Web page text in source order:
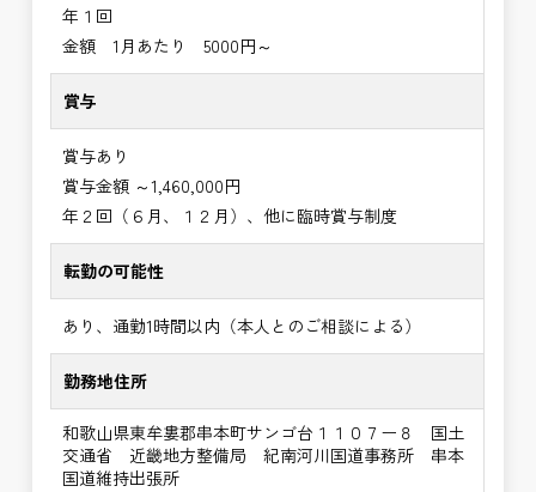
年１回
金額 1月あたり 5000円～
賞与
賞与あり
賞与金額 ～1,460,000円
年２回（６月、１２月）、他に臨時賞与制度
転勤の可能性
あり、通勤1時間以内（本人とのご相談による）
勤務地住所
和歌山県東牟婁郡串本町サンゴ台１１０７ー８ 国土
交通省 近畿地方整備局 紀南河川国道事務所 串本
国道維持出張所